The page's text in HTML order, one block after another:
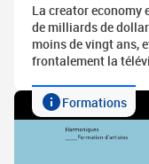
La creator economy
de milliards de
moins de vingt ans,
frontalement la
Formations